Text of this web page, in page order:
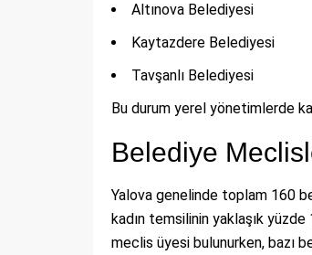
Altınova Belediyesi
Kaytazdere Belediyesi
Tavşanlı Belediyesi
Bu durum yerel yönetimlerde
Belediye
Yalova genelinde toplam 160
kadın temsilinin yaklaşık
meclis üyesi bulunurken, bazı